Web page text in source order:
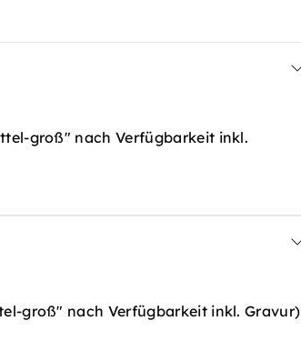
groß" nach Verfügbarkeit inkl.
Highlight, das nicht nur die Sieger ehrt,
perfekte Symbol für Spaß, Erfolg und
zu fühlen!
groß" nach Verfügbarkeit inkl. Gravur)